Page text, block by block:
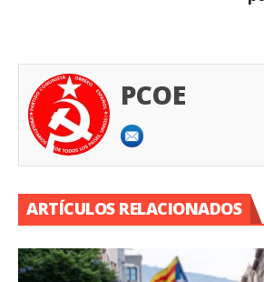
PCOE
ARTÍCULOS RELACIONADOS